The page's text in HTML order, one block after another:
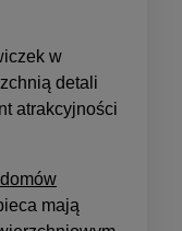
w
detali
atrakcyjności
domów
mają